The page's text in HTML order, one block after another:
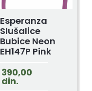
Esperanza
Slušalice
Bubice Neon
EH147P Pink
390,00
din.